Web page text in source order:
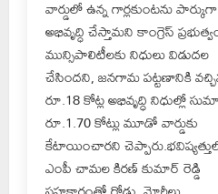
వార్డులో ఉన్న గార్లకుంటను పార్కుగా
అభివృద్ధి చేస్తామని కాంగ్రెస్
మున్సిపాలిటీలకు నిధులు విడుదల
చేసిందని, జనగామ పట్టణానికి
రూ.18 కోట్ల అభివృద్ధి నిధుల్లో
రూ.1.70 కోట్లు మూడో వార్డుకు
కేటాయించారని
ఎంపీ చామల కిరణ్ కుమార్ రెడ్డి